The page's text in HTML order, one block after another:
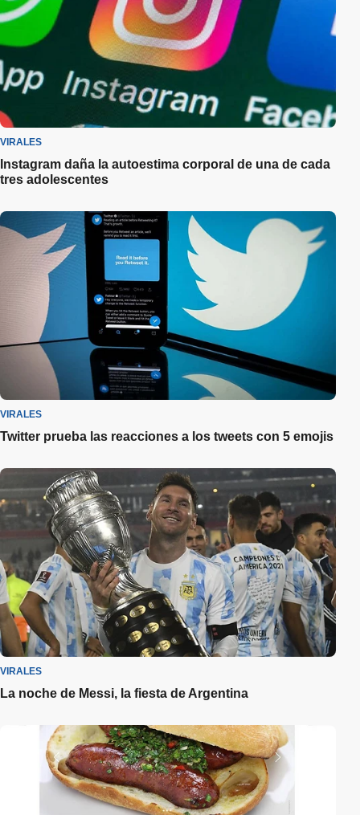
VIRALES
Instagram daña la autoestima corporal de una de cada
tres adolescentes
VIRALES
Twitter prueba las reacciones a los tweets con 5 emojis
VIRALES
La noche de Messi, la fiesta de Argentina